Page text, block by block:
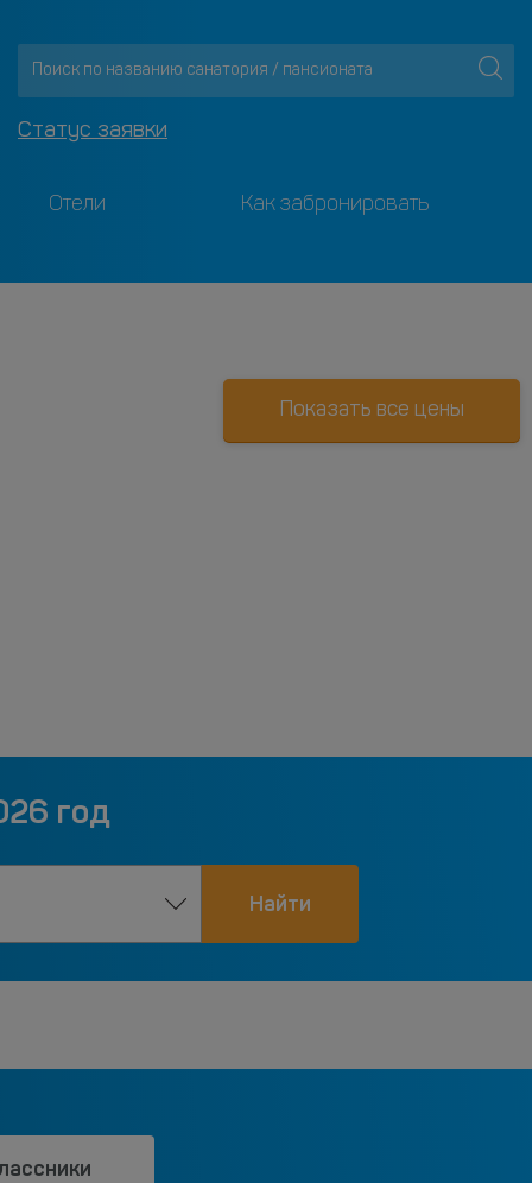
Статус заявки
Отели Как забронировать
Показать все цены
год
Найти